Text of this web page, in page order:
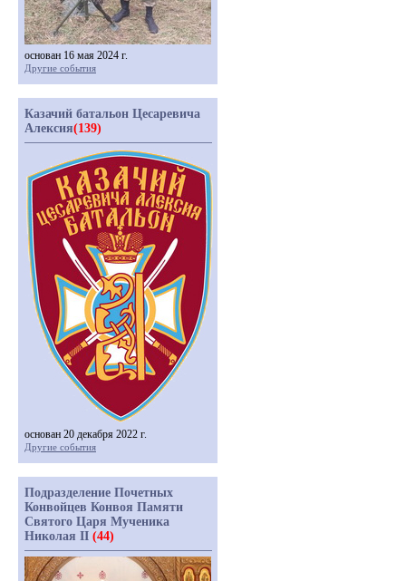
основан 16 мая 2024 г.
Другие события
Казачий батальон Цесаревича
Алексия(139)
основан 20 декабря 2022 г.
Другие события
Подразделение Почетных
Конвойцев Конвоя Памяти
Святого Царя Мученика
Николая II (44)